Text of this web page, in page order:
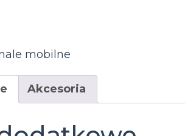
mobilne
Akcesoria